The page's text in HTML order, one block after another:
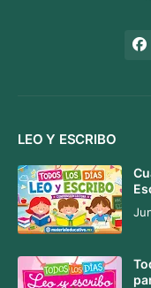
LEO Y ESCRIBO